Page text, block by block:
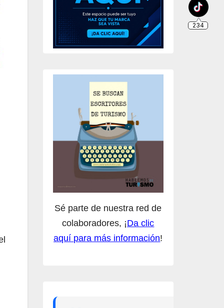
Sé parte de nuestra red de
colaboradores, ¡Da clic
aquí para más información!
234